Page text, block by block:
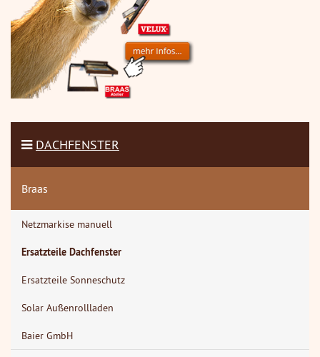
DACHFENSTER
Braas
Netzmarkise manuell
Ersatzteile Dachfenster
Ersatzteile Sonneschutz
Solar Außenrollladen
Baier GmbH